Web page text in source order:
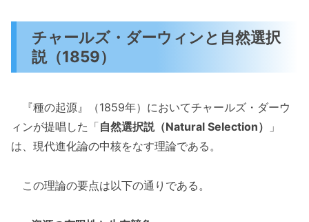
チャールズ・ダーウィンと自然選択
説（1859）
『種の起源』（1859年）においてチャールズ・ダーウ
ィンが提唱した「自然選択説（Natural Selection）
」
は、現代進化論の中核をなす理論である。
この理論の要点は以下の通りである。